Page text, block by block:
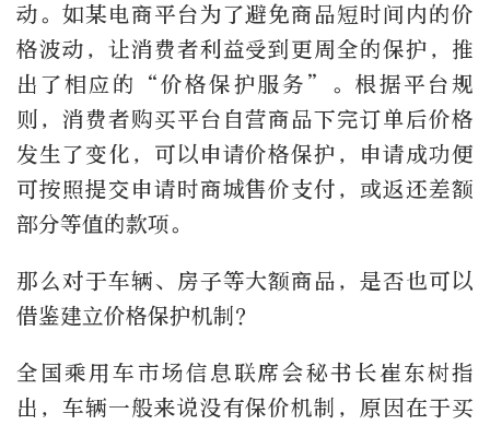
动。如某电商平台为了避免商品短时间内的价
格波动，让消费者利益受到更周全的保护，推
出了相应的“价格保护服务”。根据平台规
则，消费者购买平台自营商品下完订单后价格
发生了变化，可以申请价格保护，申请成功便
可按照提交申请时商城售价支付，或返还差额
部分等值的款项。
那么对于车辆、房子等大额商品，是否也可以
借鉴建立价格保护机制？
全国乘用车市场信息联席会秘书长崔东树指
出，车辆一般来说没有保价机制，原因在于买